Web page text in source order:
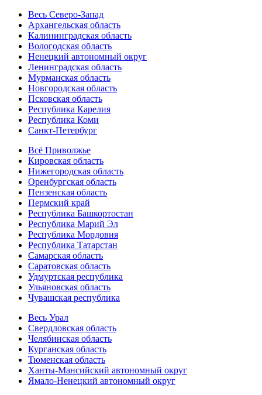
Весь Северо-Запад
Архангельская область
Калининградская область
Вологодская область
Ненецкий автономный округ
Ленинградская область
Мурманская область
Новгородская область
Псковская область
Республика Карелия
Республика Коми
Санкт-Петербург
Всё Приволжье
Кировская область
Нижегородская область
Оренбургская область
Пензенская область
Пермский край
Республика Башкортостан
Республика Марий Эл
Республика Мордовия
Республика Татарстан
Самарская область
Саратовская область
Удмуртская республика
Ульяновская область
Чувашская республика
Весь Урал
Свердловская область
Челябинская область
Курганская область
Тюменская область
Ханты-Мансийский автономный округ
Ямало-Ненецкий автономный округ